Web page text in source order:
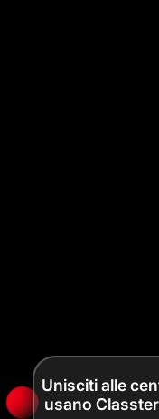
Unisciti alle
usano